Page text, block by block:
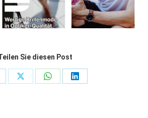
Sie diesen Post
Share
Share
Share